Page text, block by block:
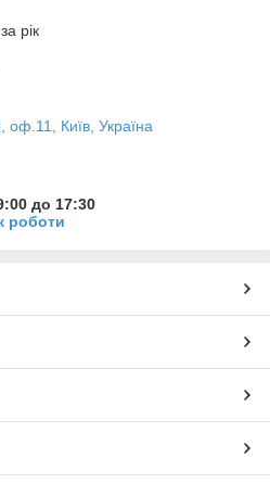
рік
оф.11, Київ, Україна
до 17:30
роботи